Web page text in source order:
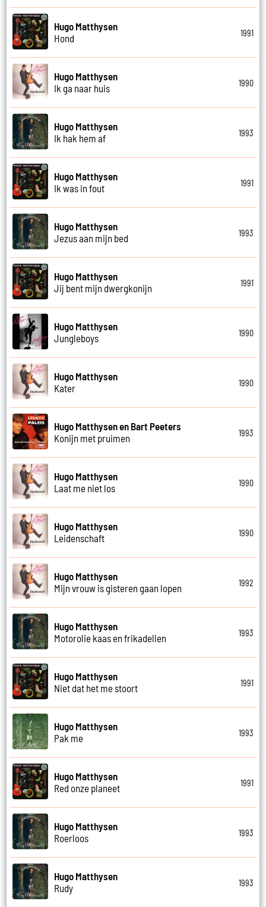
Hugo Matthysen
Hond
1991
Hugo Matthysen
Ik ga naar huis
1990
Hugo Matthysen
Ik hak hem af
1993
Hugo Matthysen
Ik was in fout
1991
Hugo Matthysen
Jezus aan mijn bed
1993
Hugo Matthysen
Jij bent mijn dwergkonijn
1991
Hugo Matthysen
Jungleboys
1990
Hugo Matthysen
Kater
1990
Hugo Matthysen en Bart Peeters
Konijn met pruimen
1993
Hugo Matthysen
Laat me niet los
1990
Hugo Matthysen
Leidenschaft
1990
Hugo Matthysen
Mijn vrouw is gisteren gaan lopen
1992
Hugo Matthysen
Motorolie kaas en frikadellen
1993
Hugo Matthysen
Niet dat het me stoort
1991
Hugo Matthysen
Pak me
1993
Hugo Matthysen
Red onze planeet
1991
Hugo Matthysen
Roerloos
1993
Hugo Matthysen
Rudy
1993